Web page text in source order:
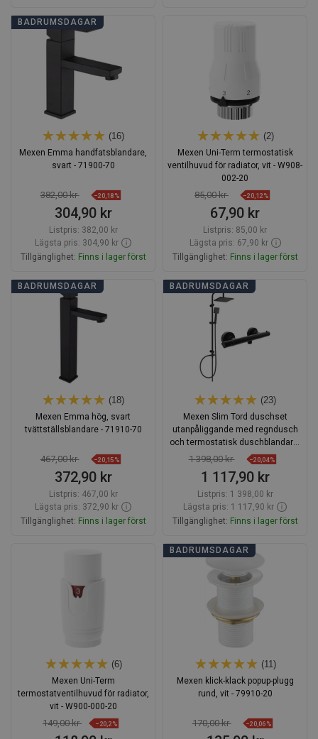
Lägg i varukorg
BADRUMSDAGAR
(16)
Mexen Emma handfatsblandare,
svart - 71900-70
382,00 kr −20,18%
304,90 kr
Listpris: 382,00 kr
Lägsta pris: 304,90 kr
Tillgänglighet: Finns i lager först
Lägg i varukorg
favorite_border
(2)
Mexen Uni-Term termostatisk
ventilhuvud för radiator, vit - W908-
002-20
85,00 kr −20,12%
67,90 kr
Listpris: 85,00 kr
Lägsta pris: 67,90 kr
Tillgänglighet: Finns i lager först
Lägg i varukorg
Jämför
BADRUMSDAGAR
(18)
Mexen Emma hög, svart
tvättställsblandare - 71910-70
467,00 kr −20,15%
372,90 kr
Listpris: 467,00 kr
Lägsta pris: 372,90 kr
Tillgänglighet: Finns i lager först
BADRUMSDAGAR
(23)
Mexen Slim Tord duschset
utanpåliggande med regndusch
och termostatisk duschblandare,
svart - 77105200-70
1 398,00 kr −20,04%
1 117,90 kr
Listpris: 1 398,00 kr
Lägsta pris: 1 117,90 kr
Tillgänglighet: Finns i lager först
Lägg i varukorg
favorite_border Favoriter
Jämför
(6)
Mexen Uni-Term
termostatventilhuvud för radiator,
vit - W900-000-20
149,00 kr −20,2%
BADRUMSDAGAR
(11)
Mexen klick-klack popup-plugg
rund, vit - 79910-20
170,00 kr −20,06%